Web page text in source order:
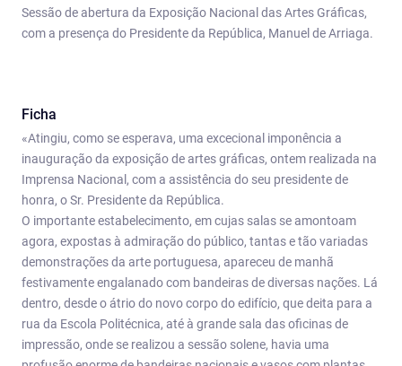
Sessão de abertura da Exposição Nacional das Artes Gráficas,
com a presença do Presidente da República, Manuel de Arriaga.
Ficha
«Atingiu, como se esperava, uma excecional imponência a
inauguração da exposição de artes gráficas, ontem realizada na
Imprensa Nacional, com a assistência do seu presidente de
honra, o Sr. Presidente da República.
O importante estabelecimento, em cujas salas se amontoam
agora, expostas à admiração do público, tantas e tão variadas
demonstrações da arte portuguesa, apareceu de manhã
festivamente engalanado com bandeiras de diversas nações. Lá
dentro, desde o átrio do novo corpo do edifício, que deita para a
rua da Escola Politécnica, até à grande sala das oficinas de
impressão, onde se realizou a sessão solene, havia uma